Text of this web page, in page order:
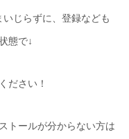
じらずに、登録なども
態で↓
ださい！
トールが分からない方は